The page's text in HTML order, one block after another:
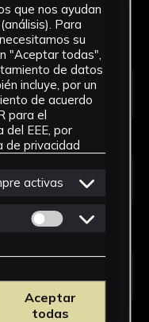
a
que nos ayudan
Para
su
"Aceptar todas",
de datos
incluye, por un
de acuerdo
para el
EEE, por
de privacidad
activas
Permitir cookies
Aceptar
todas